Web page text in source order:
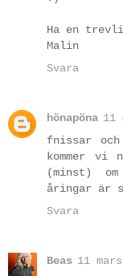
Ha en
Malin
Svara
hönapöna 11
fnissar
kommer
(minst)
åringar är
Svara
Beas 11